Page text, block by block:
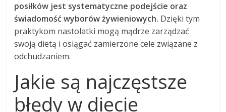
posiłków jest systematyczne podejście oraz
świadomość wyborów żywieniowych. Dzięki tym
praktykom nastolatki mogą mądrze zarządzać
swoją dietą i osiągać zamierzone cele związane z
odchudzaniem.
Jakie są najczęstsze
błędy w diecie